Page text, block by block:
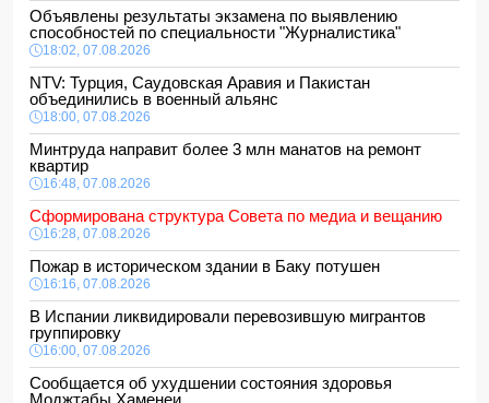
Объявлены результаты экзамена по выявлению
способностей по специальности "Журналистика"
18:02, 07.08.2026
NTV: Турция, Саудовская Аравия и Пакистан
объединились в военный альянс
18:00, 07.08.2026
Минтруда направит более 3 млн манатов на ремонт
квартир
16:48, 07.08.2026
Сформирована структура Совета по медиа и вещанию
16:28, 07.08.2026
Пожар в историческом здании в Баку потушен
16:16, 07.08.2026
В Испании ликвидировали перевозившую мигрантов
группировку
16:00, 07.08.2026
Сообщается об ухудшении состояния здоровья
Моджтабы Хаменеи